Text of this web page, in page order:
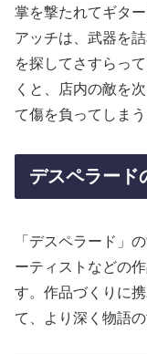
掌を撃たれてギタ
アッチは、武器を
を探してさすらっ
くと、店内の敵を
て傷を負ってしまう
デスペラード
「デスペラード」
ーティストなどの
す。作品づくりに
て、より深く物語